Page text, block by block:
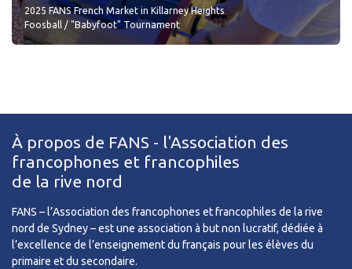
2025 FANS French Market in Killarney Heights
Foosball / "Babyfoot" Tournament
À propos de FANS - l'Association des
francophones et francophiles
de la rive nord
FANS – l’Association des francophones et francophiles de la rive
nord de Sydney – est une association à but non lucratif, dédiée à
l’excellence de l’enseignement du français pour les élèves du
primaire et du secondaire.